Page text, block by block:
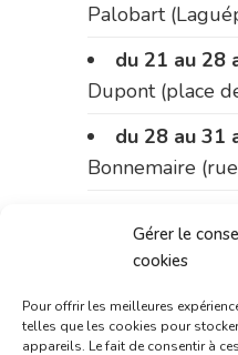
Gérer le
cookies
Pour offrir les meilleures
telles que les cookies pour
appareils. Le fait de consentir à
Palobart
du 21 au 28
Dupont (place
du 28 au 31
Bonnemaire
pharmacie
du 4 au 11